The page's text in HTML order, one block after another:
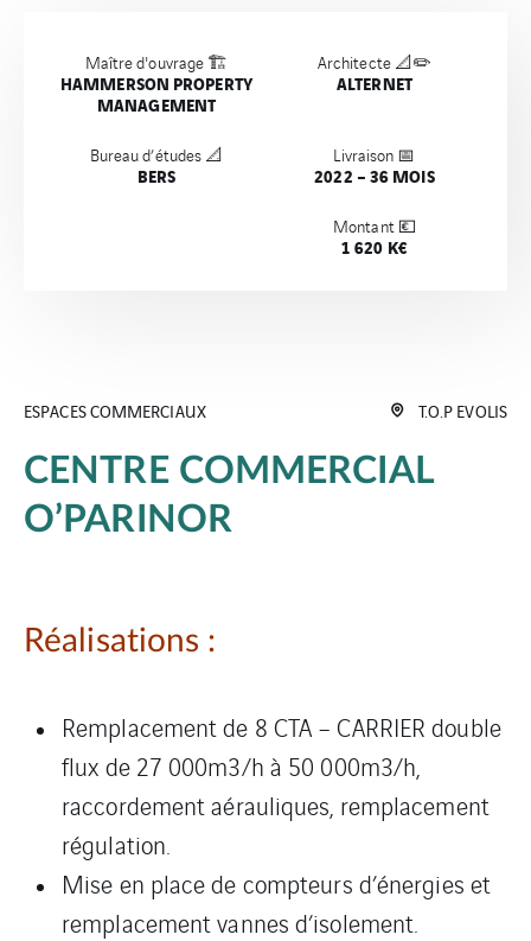
Maître d'ouvrage 🏗️
HAMMERSON PROPERTY
MANAGEMENT
Architecte 📐✏️
ALTERNET
Bureau d’études 📐
BERS
Livraison 📅
2022 – 36 MOIS
Montant 💶
1 620 K€
ESPACES COMMERCIAUX T.O.P EVOLIS
CENTRE COMMERCIAL
O’PARINOR
Réalisations :
Remplacement de 8 CTA – CARRIER double
flux de 27 000m3/h à 50 000m3/h,
raccordement aérauliques, remplacement
régulation.
Mise en place de compteurs d’énergies et
remplacement vannes d’isolement.